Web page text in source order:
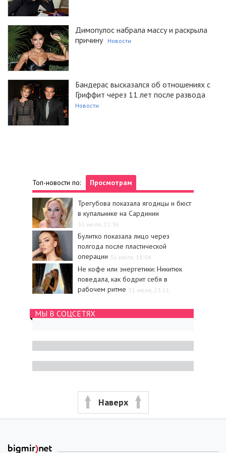
Димопулос набрала массу и раскрыла
причину
Новости
Бандерас высказался об отношениях с
Гриффит через 11 лет после развода
Новости
Топ-новости по: Просмотрам
Трегубова показала ягодицы и бюст
в купальнике на Сардинии
31 июля, 21:36
Булитко показала лицо через
полгода после пластической
операции 31 июля, 18:04
Не кофе или энергетики: Никитюк
поведала, как бодрит себя в
рабочем ритме 31 июля, 23:11
МЫ В СОЦСЕТЯХ
Наверх